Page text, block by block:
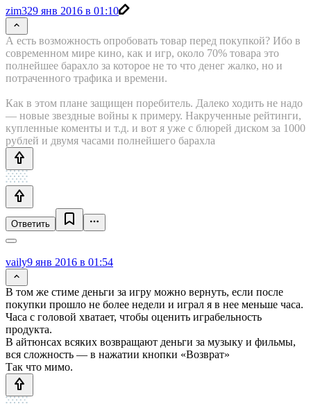
zim329 янв 2016 в 01:10
А есть возможность опробовать товар перед покупкой? Ибо в
современном мире кино, как и игр, около 70% товара это
полнейшее барахло за которое не то что денег жалко, но и
потраченного трафика и времени.
Как в этом плане защищен поребитель. Далеко ходить не надо
— новые звездные войны к примеру. Накрученные рейтинги,
купленные коменты и т.д. и вот я уже с блюрей диском за 1000
рублей и двумя часами полнейшего барахла
Ответить
vaily9 янв 2016 в 01:54
В том же стиме деньги за игру можно вернуть, если после
покупки прошло не более недели и играл я в нее меньше часа.
Часа с головой хватает, чтобы оценить играбельность
продукта.
В айтюнсах всяких возвращают деньги за музыку и фильмы,
вся сложность — в нажатии кнопки «Возврат»
Так что мимо.